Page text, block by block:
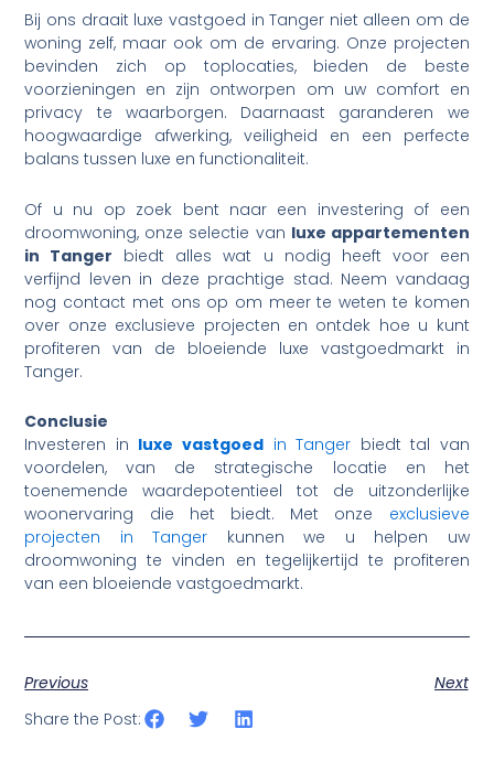
Bij ons draait luxe vastgoed in Tanger niet alleen om de
woning zelf, maar ook om de ervaring. Onze projecten
bevinden zich op toplocaties, bieden de beste
voorzieningen en zijn ontworpen om uw comfort en
privacy te waarborgen. Daarnaast garanderen we
hoogwaardige afwerking, veiligheid en een perfecte
balans tussen luxe en functionaliteit.
Of u nu op zoek bent naar een investering of een
droomwoning, onze selectie van luxe appartementen
in Tanger biedt alles wat u nodig heeft voor een
verfijnd leven in deze prachtige stad. Neem vandaag
nog contact met ons op om meer te weten te komen
over onze exclusieve projecten en ontdek hoe u kunt
profiteren van de bloeiende luxe vastgoedmarkt in
Tanger.
Conclusie
Investeren in luxe vastgoedin Tanger biedt tal van
voordelen, van de strategische locatie en het
toenemende waardepotentieel tot de uitzonderlijke
woonervaring die het biedt. Met onze exclusieve
projecten in Tanger kunnen we u helpen uw
droomwoning te vinden en tegelijkertijd te profiteren
van een bloeiende vastgoedmarkt.
Previous
Next
Share the Post: